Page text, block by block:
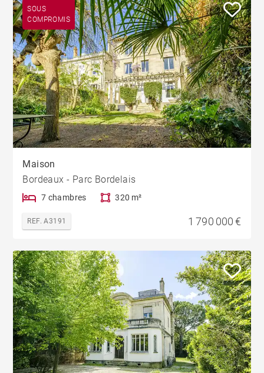
SOUS
COMPROMIS
Maison
Bordeaux - Parc Bordelais
7 chambres 320 m²
REF. A3191 1 790 000 €